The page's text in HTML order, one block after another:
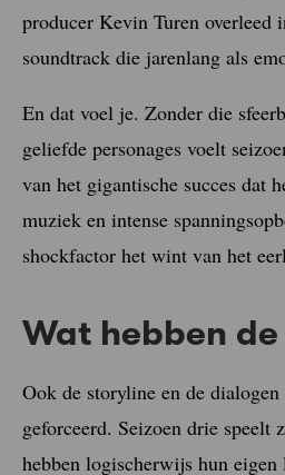
producer Kevin Turen
soundtrack die jarenlang als
En dat voel je. Zonder die
geliefde personages voelt
van het gigantische succes dat
muziek en intense
shockfactor het wint van het
Wat hebben
Ook de storyline en de
geforceerd. Seizoen drie speelt
hebben logischerwijs hun